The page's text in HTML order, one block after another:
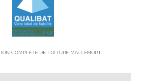
COMPLÈTE DE TOITURE MALLEMORT